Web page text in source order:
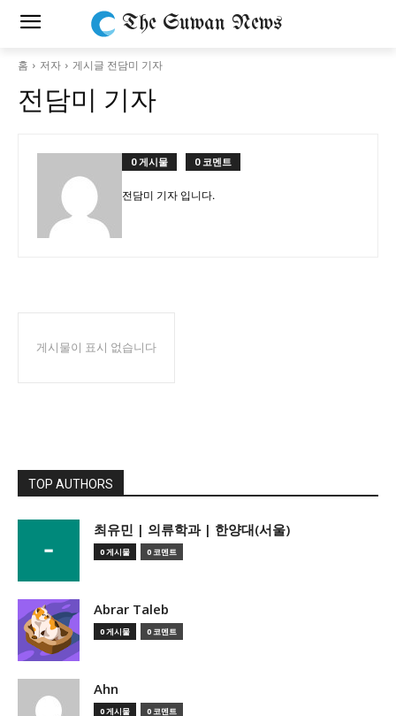
The Suwan News
홈 저자 게시글 전담미 기자
전담미 기자
0 게시물 0 코멘트
전담미 기자 입니다.
게시물이 표시 없습니다
TOP AUTHORS
­최유민 | 의류학과 | 한양대(서울)
0 게시물 0 코멘트
Abrar Taleb
0 게시물 0 코멘트
Ahn
0 게시물 0 코멘트